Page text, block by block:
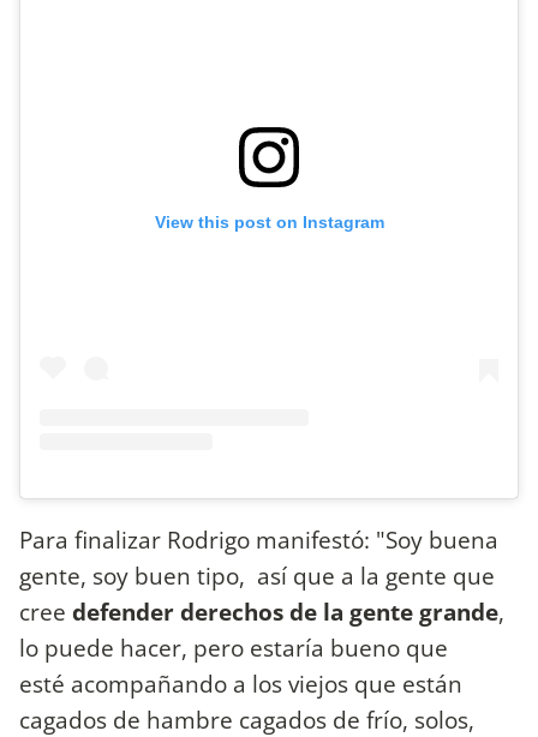
View this post on Instagram
Para finalizar Rodrigo manifestó: "Soy buena
gente, soy buen tipo, así que a la gente que
cree defender derechos de la gente grande,
lo puede hacer, pero estaría bueno que
esté acompañando a los viejos que están
cagados de hambre cagados de frío, solos,